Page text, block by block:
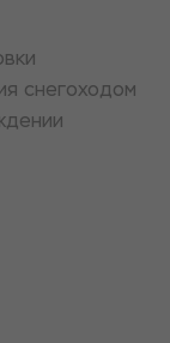
снегоходом